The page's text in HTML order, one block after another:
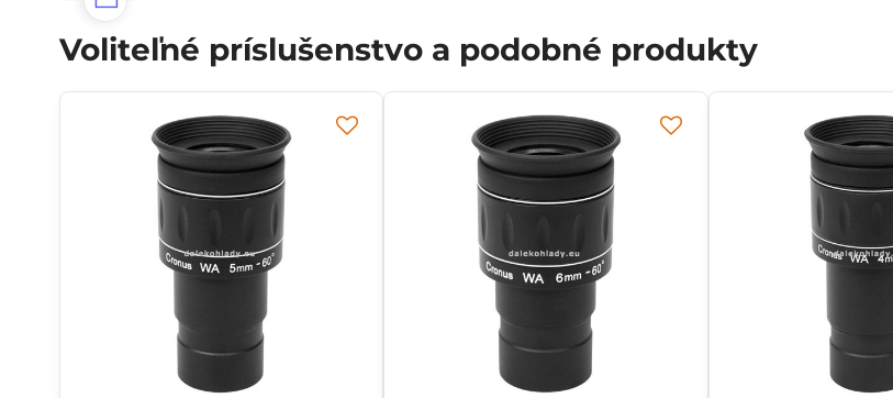
Voliteľné príslušenstvo a podobné produkty